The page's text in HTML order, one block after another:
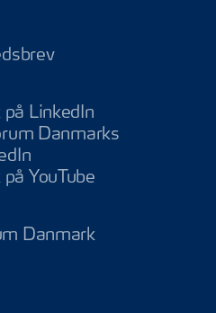
LinkedInEnergiforum
Danmarks
Energiforum |
YouTubeEnergiforum
Danmark